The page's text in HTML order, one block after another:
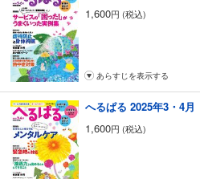
1,600円 (税込)
あらすじを表示する
へるぱる 2025年3・4月
1,600円 (税込)